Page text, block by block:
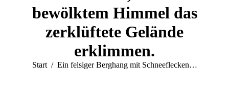
bewölktem Himmel das
zerklüftete Gelände
erklimmen.
Sie befinden sich hier:
Start Ein felsiger Berghang mit Schneeflecken…